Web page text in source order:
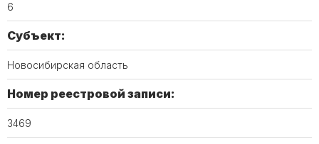
6
Субъект:
Новосибирская область
Номер реестровой записи:
3469